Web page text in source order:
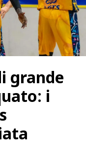
grande
i